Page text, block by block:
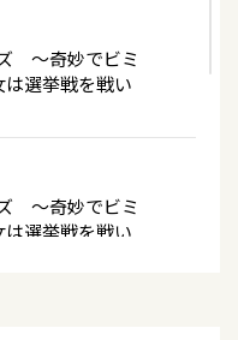
〜奇妙でビミ
選挙戦を戦い
〜奇妙でビミ
選挙戦を戦い